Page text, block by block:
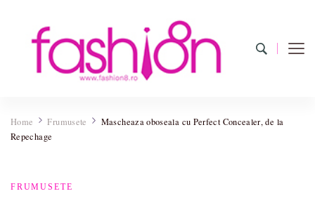
poze cu modele de manichiuri!❤️
Home Frumusete
Mascheaza oboseala cu Perfect Concealer, de la
Repechage
FRUMUSETE